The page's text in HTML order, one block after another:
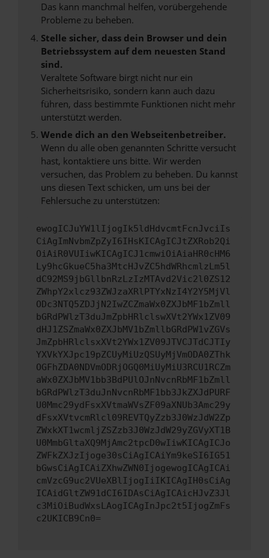
Das kann manchmal helfen, vorübergehende
Probleme zu beheben.
Stelle sicher, dass dein Browser und dein
Betriebssystem auf dem neuesten Stand
sind.
Veraltete Software birgt nicht nur ein
Sicherheitsrisiko, sondern kann auch dazu
führen, dass bestimmte Funktionen nicht mehr
unterstützt werden.
Wende dich an den Webseitenbetreiber.
Wenn du alle oben genannten Schritte versucht
hast, kontaktiere uns bitte. Wir werden
versuchen, das Problem zu beheben. Du kannst
uns diesen Text schicken, um uns bei der
Fehlersuche zu unterstützen:
ewogICJuYW1lIjogIk5ldHdvcmtFcnJvciIs
CiAgImNvbmZpZyI6IHsKICAgICJtZXRob2Qi
OiAiR0VUIiwKICAgICJ1cmwiOiAiaHR0cHM6
Ly9hcGkueC5ha3MtcHJvZC5hdWRhcmlzLm5l
dC92MS9jbGllbnRzLzIzMTAvd2Vic2l0ZS12
ZWhpY2xlcz93ZWJzaXRlPTYxNzI4Y2Y5MjVl
ODc3NTQ5ZDJjN2IwZCZmaWx0ZXJbMF1bZmll
bGRdPWlzT3duJmZpbHRlclswXVt2YWx1ZV09
dHJ1ZSZmaWx0ZXJbMV1bZmllbGRdPW1vZGVs
JmZpbHRlclsxXVt2YWx1ZV09JTVCJTdCJTIy
YXVkYXJpc19pZCUyMiUzQSUyMjVmODA0ZThk
OGFhZDA0NDVmODRjOGQ0MiUyMiU3RCU1RCZm
aWx0ZXJbMV1bb3BdPUlOJnNvcnRbMF1bZmll
bGRdPWlzT3duJnNvcnRbMF1bb3JkZXJdPURF
U0Mmc29ydFsxXVtmaWVsZF09aXNUb3Amc29y
dFsxXVtvcmRlcl09REVTQyZzb3J0WzJdW2Zp
ZWxkXT1wcmljZSZzb3J0WzJdW29yZGVyXT1B
U0MmbGltaXQ9MjAmc2tpcD0wIiwKICAgICJo
ZWFkZXJzIjoge30sCiAgICAiYm9keSI6IG51
bGwsCiAgICAiZXhwZWN0IjogewogICAgICAi
cmVzcG9uc2VUeXBlIjogIiIKICAgIH0sCiAg
ICAidGltZW91dCI6IDAsCiAgICAicHJvZ3Jl
c3MiOiBudWxsLAogICAgInJpc2t5IjogZmFs
c2UKICB9Cn0=